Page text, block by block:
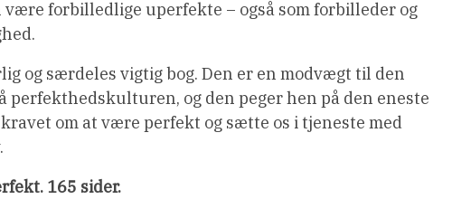
forbilledlige uperfekte – også som forbilleder og
og særdeles vigtig bog. Den er en modvægt til den
perfekthedskulturen, og den peger hen på den eneste
om at være perfekt og sætte os i tjeneste med
165 sider.